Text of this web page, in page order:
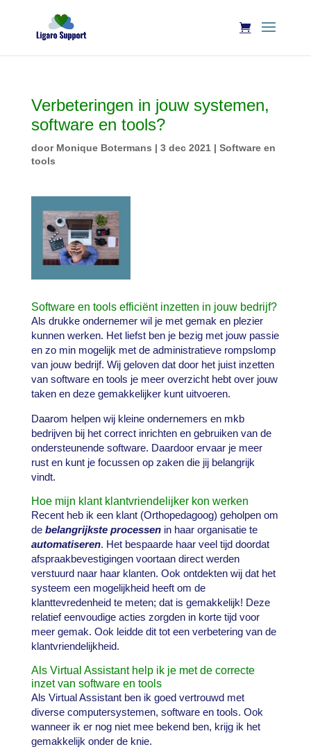
Verbeteringen in jouw systemen,
software en tools?
door Monique Botermans | 3 dec 2021| Software en
tools
Software en tools efficiënt inzetten in jouw bedrijf?
Als drukke ondernemer wil je met gemak en plezier
kunnen werken. Het liefst ben je bezig met jouw passie
en zo min mogelijk met de administratieve rompslomp
van jouw bedrijf. Wij geloven dat door het juist inzetten
van software en tools je meer overzicht hebt over jouw
taken en deze gemakkelijker kunt uitvoeren.
Daarom helpen wij kleine ondernemers en mkb
bedrijven bij het correct inrichten en gebruiken van de
ondersteunende software. Daardoor ervaar je meer
rust en kunt je focussen op zaken die jij belangrijk
vindt.
Hoe mijn klant klantvriendelijker kon werken
Recent heb ik een klant (Orthopedagoog) geholpen om
de belangrijkste processenin haar organisatie te
automatiseren. Het bespaarde haar veel tijd doordat
afspraakbevestigingen voortaan direct werden
verstuurd naar haar klanten. Ook ontdekten wij dat het
systeem een mogelijkheid heeft om de
klanttevredenheid te meten; dat is gemakkelijk! Deze
relatief eenvoudige acties zorgden in korte tijd voor
meer gemak. Ook leidde dit tot een verbetering van de
klantvriendelijkheid.
Als Virtual Assistant help ik je met de correcte
inzet van software en tools
Als Virtual Assistant ben ik goed vertrouwd met
diverse computersystemen, software en tools. Ook
wanneer ik er nog niet mee bekend ben, krijg ik het
gemakkelijk onder de knie.